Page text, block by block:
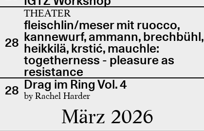
28
THEATER
fleischlin/meser mit ruocco,
kannewurf, ammann, brechbühl,
heikkilä, krstić, mauchle:
togetherness - pleasure as
resistance
28 Drag im Ring Vol. 4
by Rachel Harder
März 2026